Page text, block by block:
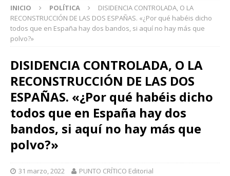
INICIO POLÍTICA
DISIDENCIA CONTROLADA, O LA
RECONSTRUCCIÓN DE LAS DOS ESPAÑAS. «¿Por qué habéis dicho
todos que en España hay dos bandos, si aquí no hay más que
polvo?»
DISIDENCIA CONTROLADA, O LA
RECONSTRUCCIÓN DE LAS DOS
ESPAÑAS. «¿Por qué habéis dicho
todos que en España hay dos
bandos, si aquí no hay más que
polvo?»
31 marzo, 2022 PUNTO CRÍTICO Editorial